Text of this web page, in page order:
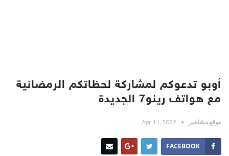
أوبو تدعوكم لمشاركة لحظاتكم الرمضانية
مع هواتف رينو7 الجديدة
موقع مشاهير Apr 11, 2022
FACEBOOK